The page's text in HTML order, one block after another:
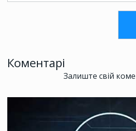
Коментарі
Залиште свій